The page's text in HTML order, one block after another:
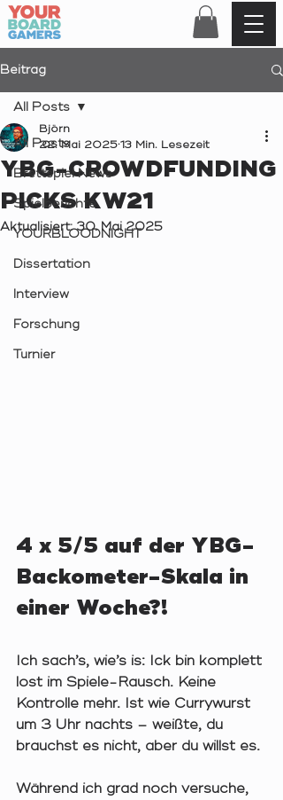
Beitrag
All Posts
Brettspiel News
Spielberichte
YOURBLOODNIGHT
Dissertation
Interview
Forschung
Turnier
All Posts
YBG-CROWDFUNDING
PICKS KW21
Björn
22. Mai 2025 13 Min. Lesezeit
Aktualisiert:30. Mai 2025
4 x 5/5 auf der YBG-
Backometer-Skala in
einer Woche?!
Ich sach’s, wie’s is: Ick bin komplett
lost im Spiele-Rausch. Keine
Kontrolle mehr. Ist wie Currywurst
um 3 Uhr nachts – weißte, du
brauchst es nicht, aber du willst es.
Während ich grad noch versuche,